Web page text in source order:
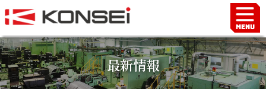
最新情報
Home
ハンド＆チャックロボット周辺機器
FAシステム